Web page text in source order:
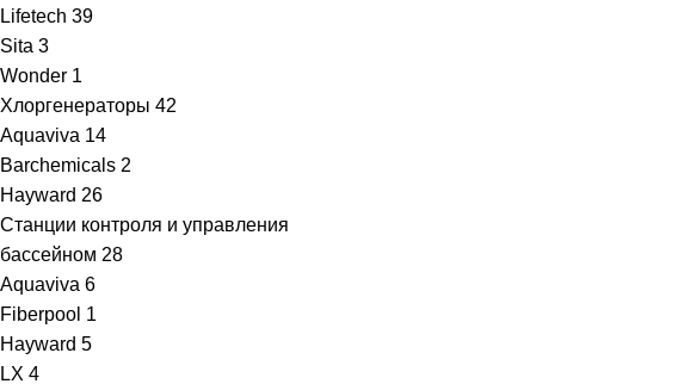
Lifetech 39
Sita 3
Wonder 1
Хлоргенераторы 42
Aquaviva 14
Barchemicals 2
Hayward 26
Станции контроля и управления
бассейном 28
Aquaviva 6
Fiberpool 1
Hayward 5
LX 4